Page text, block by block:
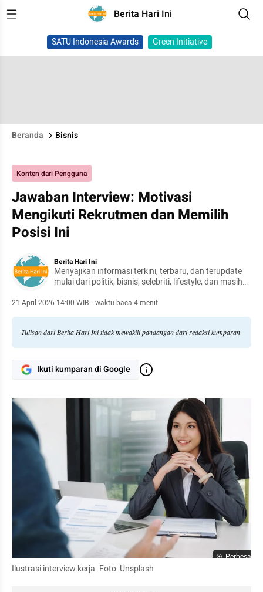
Berita Hari Ini
SATU Indonesia Awards Green Initiative
Beranda Bisnis
Konten dari Pengguna
Jawaban Interview: Motivasi
Mengikuti Rekrutmen dan Memilih
Posisi Ini
Berita Hari Ini
Menyajikan informasi terkini, terbaru, dan terupdate
mulai dari politik, bisnis, selebriti, lifestyle, dan masih
21 April 2026 14:00 WIB · waktu baca 4 menit
Tulisan dari Berita Hari Ini tidak mewakili pandangan dari redaksi kumparan
Ikuti kumparan di Google
Perbesar
Ilustrasi interview kerja. Foto: Unsplash